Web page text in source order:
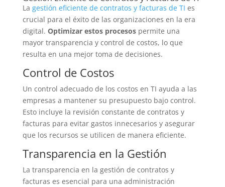
La gestión eficiente de contratos y facturas de TI es
crucial para el éxito de las organizaciones en la era
digital. Optimizar estos procesospermite una
mayor transparencia y control de costos, lo que
resulta en una mejor toma de decisiones.
Control de Costos
Un control adecuado de los costos en TI ayuda a las
empresas a mantener su presupuesto bajo control.
Esto incluye la revisión constante de contratos y
facturas para evitar gastos innecesarios y asegurar
que los recursos se utilicen de manera eficiente.
Transparencia en la Gestión
La transparencia en la gestión de contratos y
facturas es esencial para una administración